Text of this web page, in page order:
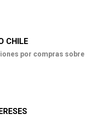
CHILE
por compras sobre